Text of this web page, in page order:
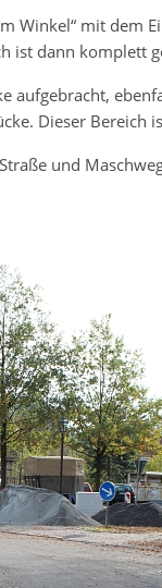
Winkel“ mit dem
ist dann komplett
Dieser Bereich
und